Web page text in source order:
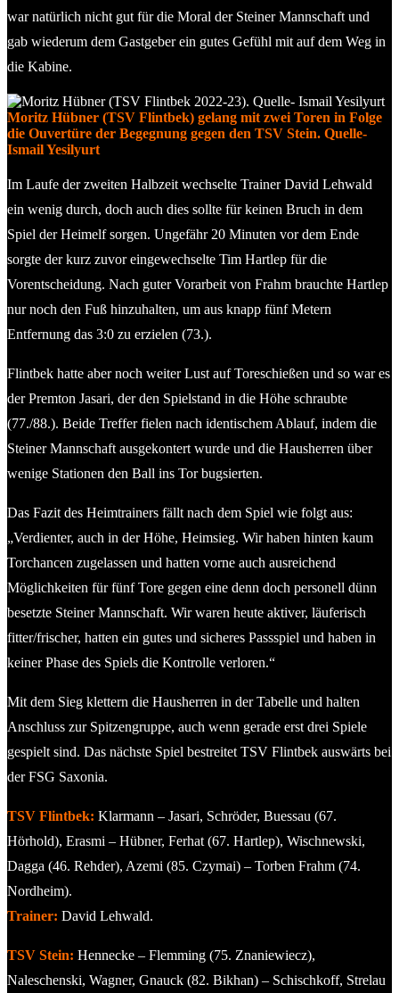
war natürlich nicht gut für die Moral der Steiner Mannschaft und
gab wiederum dem Gastgeber ein gutes Gefühl mit auf dem Weg in
die Kabine.
Moritz Hübner (TSV Flintbek) gelang mit zwei Toren in Folge
die Ouvertüre der Begegnung gegen den TSV Stein. Quelle-
Ismail Yesilyurt
Im Laufe der zweiten Halbzeit wechselte Trainer David Lehwald
ein wenig durch, doch auch dies sollte für keinen Bruch in dem
Spiel der Heimelf sorgen. Ungefähr 20 Minuten vor dem Ende
sorgte der kurz zuvor eingewechselte Tim Hartlep für die
Vorentscheidung. Nach guter Vorarbeit von Frahm brauchte Hartlep
nur noch den Fuß hinzuhalten, um aus knapp fünf Metern
Entfernung das 3:0 zu erzielen (73.).
Flintbek hatte aber noch weiter Lust auf Toreschießen und so war es
der Premton Jasari, der den Spielstand in die Höhe schraubte
(77./88.). Beide Treffer fielen nach identischem Ablauf, indem die
Steiner Mannschaft ausgekontert wurde und die Hausherren über
wenige Stationen den Ball ins Tor bugsierten.
Das Fazit des Heimtrainers fällt nach dem Spiel wie folgt aus:
„Verdienter, auch in der Höhe, Heimsieg. Wir haben hinten kaum
Torchancen zugelassen und hatten vorne auch ausreichend
Möglichkeiten für fünf Tore gegen eine denn doch personell dünn
besetzte Steiner Mannschaft. Wir waren heute aktiver, läuferisch
fitter/frischer, hatten ein gutes und sicheres Passspiel und haben in
keiner Phase des Spiels die Kontrolle verloren.“
Mit dem Sieg klettern die Hausherren in der Tabelle und halten
Anschluss zur Spitzengruppe, auch wenn gerade erst drei Spiele
gespielt sind. Das nächste Spiel bestreitet TSV Flintbek auswärts bei
der FSG Saxonia.
TSV Flintbek: Klarmann – Jasari, Schröder, Buessau (67.
Hörhold), Erasmi – Hübner, Ferhat (67. Hartlep), Wischnewski,
Dagga (46. Rehder), Azemi (85. Czymai) – Torben Frahm (74.
Nordheim).
Trainer: David Lehwald.
TSV Stein: Hennecke – Flemming (75. Znaniewiecz),
Naleschenski, Wagner, Gnauck (82. Bikhan) – Schischkoff, Strelau